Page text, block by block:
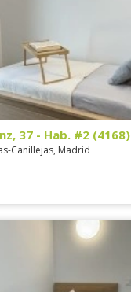
37 - Hab. #2 (4168)
Canillejas, Madrid